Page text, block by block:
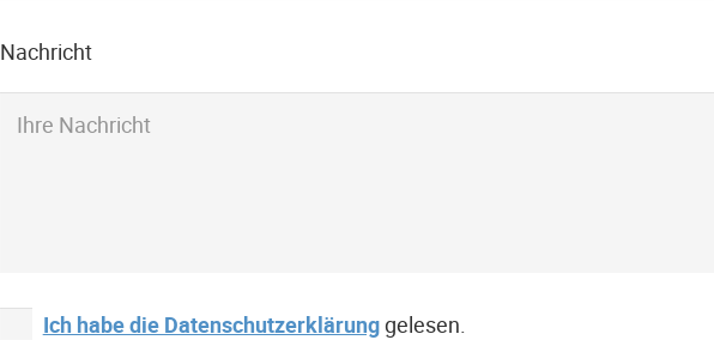
Nachricht
Ich habe die Datenschutzerklärunggelesen.